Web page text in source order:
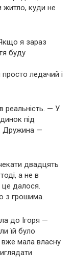
житло, куди не
я зараз
буду
ледачий і
реальність. — У
під
Дружина —
двадцять
а не в
це далося.
з грошима.
до Ігоря —
їй було
мала власну